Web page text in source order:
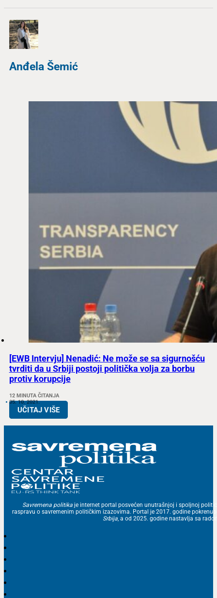
Anđela Šemić
[EWB Intervju] Nenadić: Ne može se sa sigurnošću
tvrditi da u Srbiji postoji politička volja za borbu
protiv korupcije
12 MINUTA ČITANJA
05. 10. 2021.
UČITAJ VIŠE
Savremena politika je internet portal posvećen unutrašnjoj i spoljnoj
raspravu o savremenim političkim izazovima. Portal je 2017. godine
Srbija , a od 2025. godine nastavlja sa